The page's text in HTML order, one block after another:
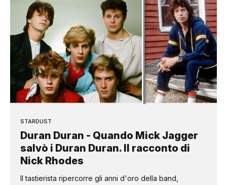
STARDUST
Duran Duran - Quando Mick Jagger
salvò i Duran Duran. Il racconto di
Nick Rhodes
Il tastierista ripercorre gli anni d'oro della band,